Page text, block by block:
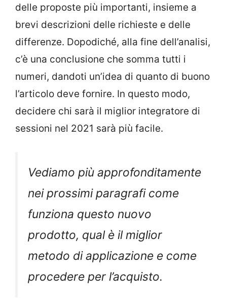
delle proposte più importanti, insieme a
brevi descrizioni delle richieste e delle
differenze. Dopodiché, alla fine dell’analisi,
c’è una conclusione che somma tutti i
numeri, dandoti un’idea di quanto di buono
l’articolo deve fornire. In questo modo,
decidere chi sarà il miglior integratore di
sessioni nel 2021 sarà più facile.
Vediamo più approfonditamente
nei prossimi paragrafi come
funziona questo nuovo
prodotto, qual è il miglior
metodo di applicazione e come
procedere per l’acquisto.